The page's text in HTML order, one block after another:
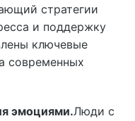
стратегии
и поддержку
ключевые
современных
эмоциями.Люди с